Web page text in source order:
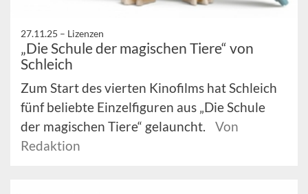
27.11.25 – Lizenzen
„Die Schule der magischen Tiere“ von
Schleich
Zum Start des vierten Kinofilms hat Schleich
fünf beliebte Einzelfiguren aus „Die Schule
der magischen Tiere“ gelauncht.
Von
Redaktion